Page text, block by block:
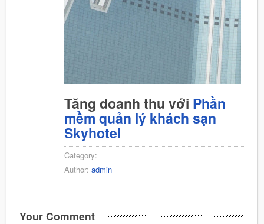
Tăng doanh thu với Phần
mềm quản lý khách sạn
Skyhotel
Category:
Author: admin
Your Comment